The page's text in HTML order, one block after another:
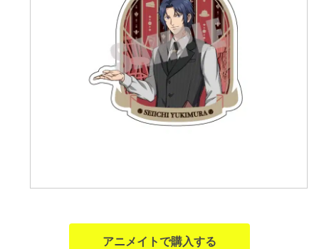
アニメイトで購入する